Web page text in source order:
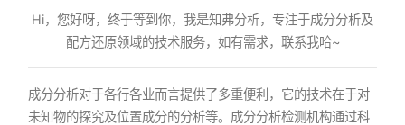
Hi，您好呀，终于等到你，我是知弗分析，专注于成分分析及
配方还原领域的技术服务，如有需求，联系我哈~
成分分析对于各行各业而言提供了多重便利，它的技术在于对
未知物的探究及位置成分的分析等。成分分析检测机构通过科